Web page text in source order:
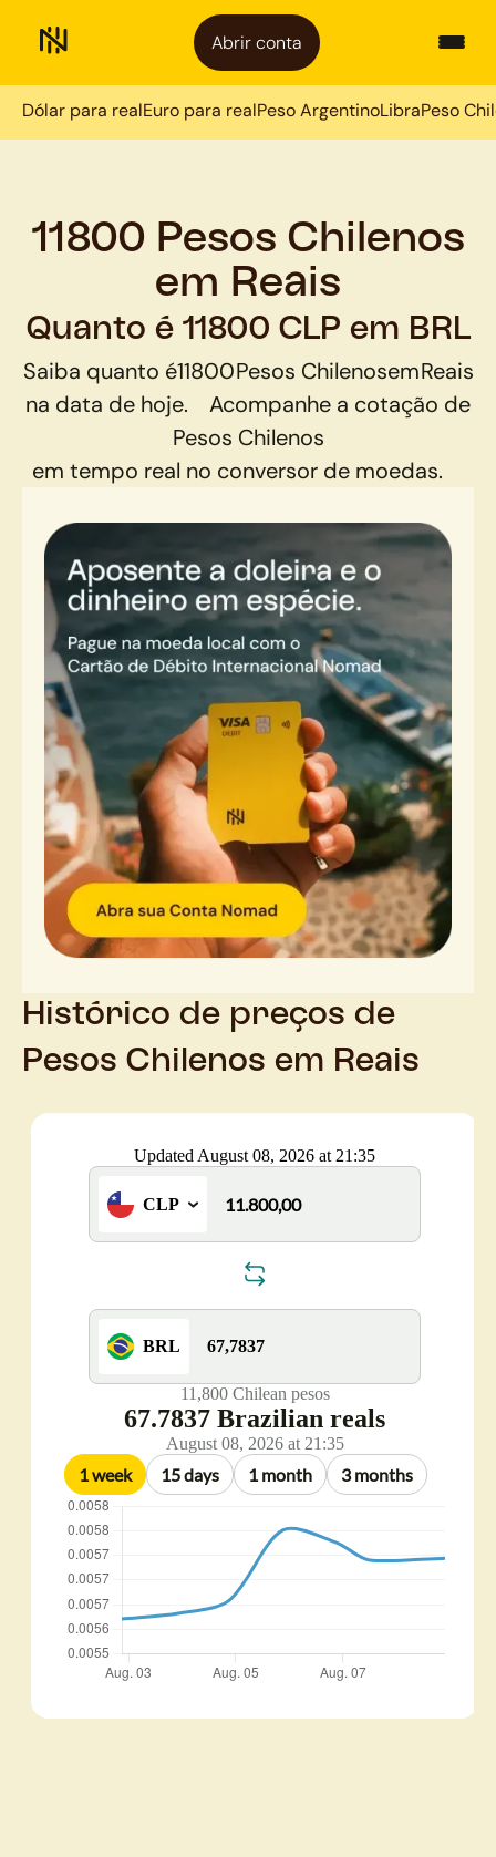
Abrir conta
Dólar para realEuro para realPeso ArgentinoLibraPeso
11800 Pesos Chilenos
em Reais
Quanto é 11800 CLP em BRL
Saiba quanto é11800Pesos ChilenosemReais
na data de hoje.
Acompanhe a cotação de
Pesos Chilenos
em tempo real no conversor de moedas.
Histórico de preços de
Pesos Chilenos em Reais